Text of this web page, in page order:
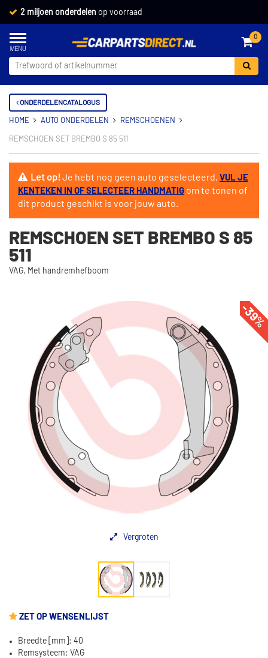
2 miljoen onderdelen op voorraad
0
ONDERDELENCATALOGUS
HOME AUTO ONDERDELEN REMSCHOENEN
REMSCHOEN SET BREMBO S 85 511
Let op!Je hebt nog geen auto geselecteerd. VUL JE
KENTEKEN IN OF SELECTEER HANDMATIG om te tonen of
dit product geschikt is voor jouw auto.
REMSCHOEN SET BREMBO S 85
511
VAG, Met handremhefboom
-
Vergroten
ZET OP WENSENLIJST
Breedte [mm]: 40
Remsysteem: VAG